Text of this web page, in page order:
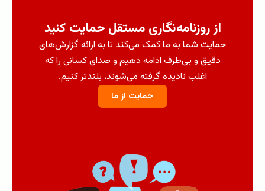
از روزنامه‌نگاری مستقل حمایت کنید
حمایت شما به ما کمک می‌کند تا به ارائه گزارش‌های
دقیق و بی‌طرف ادامه دهیم و صدای کسانی را که
اغلب نادیده گرفته می‌شوند، بلندتر کنیم.
حمایت از ما